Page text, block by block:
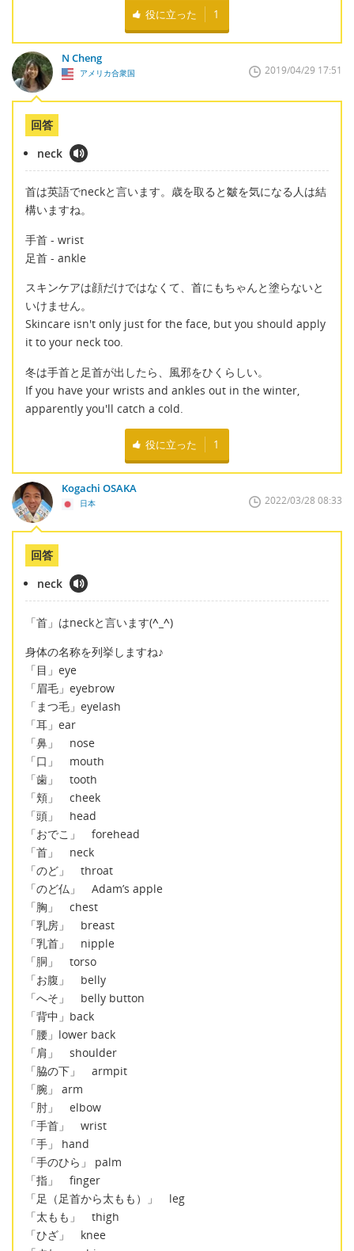
役に立った 1
N Cheng
アメリカ合衆国 2019/04/29 17:51
回答
neck
首は英語でneckと言います。歳を取ると皺を気になる人は結
構いますね。
手首 - wrist
足首 - ankle
スキンケアは顔だけではなくて、首にもちゃんと塗らないと
いけません。
Skincare isn't only just for the face, but you should apply
it to your neck too.
冬は手首と足首が出したら、風邪をひくらしい。
If you have your wrists and ankles out in the winter,
apparently you'll catch a cold.
役に立った 1
Kogachi OSAKA
日本 2022/03/28 08:33
回答
neck
「首」はneckと言います(^_^)
身体の名称を列挙しますね♪
「目」eye
「眉毛」eyebrow
「まつ毛」eyelash
「耳」ear
「鼻」 nose
「口」 mouth
「歯」 tooth
「頬」 cheek
「頭」 head
「おでこ」 forehead
「首」 neck
「のど」 throat
「のど仏」 Adam’s apple
「胸」 chest
「乳房」 breast
「乳首」 nipple
「胴」 torso
「お腹」 belly
「へそ」 belly button
「背中」back
「腰」lower back
「肩」 shoulder
「脇の下」 armpit
「腕」 arm
「肘」 elbow
「手首」 wrist
「手」 hand
「手のひら」 palm
「指」 finger
「足（足首から太もも）」 leg
「太もも」 thigh
「ひざ」 knee